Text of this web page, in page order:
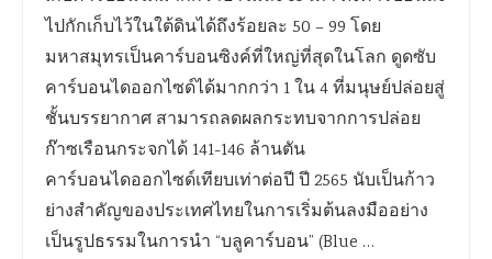
ไปกักเก็บไว้ในใต้ดินได้ถึงร้อยละ 50 – 99 โดย
มหาสมุทรเป็นคาร์บอนซิงค์ที่ใหญ่ที่สุดในโลก ดูดซับ
คาร์บอนไดออกไซด์ได้มากกว่า 1 ใน 4 ที่มนุษย์ปล่อยสู่
ชั้นบรรยากาศ สามารถลดผลกระทบจากการปล่อย
ก๊าซเรือนกระจกได้ 141-146 ล้านตัน
คาร์บอนไดออกไซด์เทียบเท่าต่อปี ปี 2565 นับเป็นก้าว
ย่างสำคัญของประเทศไทยในการเริ่มต้นลงมืออย่าง
เป็นรูปธรรมในการนำ “บลูคาร์บอน” (Blue …